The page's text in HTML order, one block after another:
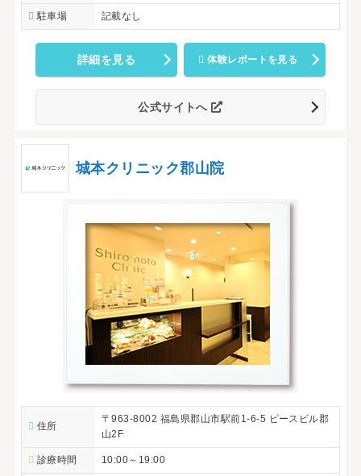
駐車場 記載なし
詳細を見る 体験レポートを見る
公式サイトへ
城本クリニック郡山院
住所
〒963-8002 福島県郡山市駅前1-6-5 ピースビル郡
山2F
診療時間 10:00～19:00